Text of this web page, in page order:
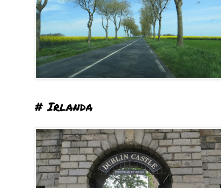
# Irlanda